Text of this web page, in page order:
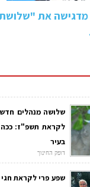
את "שלושת
שלושה מנהלים
לקראת תשפ"ז:
בעיר
דופק החינוך
שפע פרי לקראת